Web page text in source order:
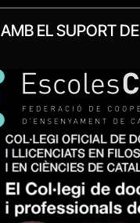
AMB EL SUPORT DE